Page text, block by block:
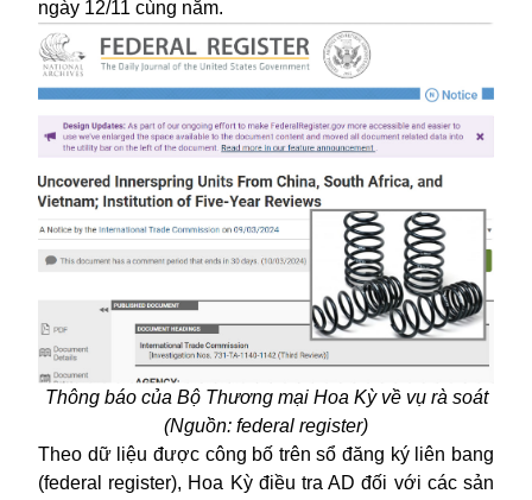
ngày 12/11 cùng năm.
Thông báo của Bộ Thương mại Hoa Kỳ về vụ rà soát
(Nguồn: federal register)
Theo dữ liệu được công bố trên sổ đăng ký liên bang
(federal register), Hoa Kỳ điều tra AD đối với các sản